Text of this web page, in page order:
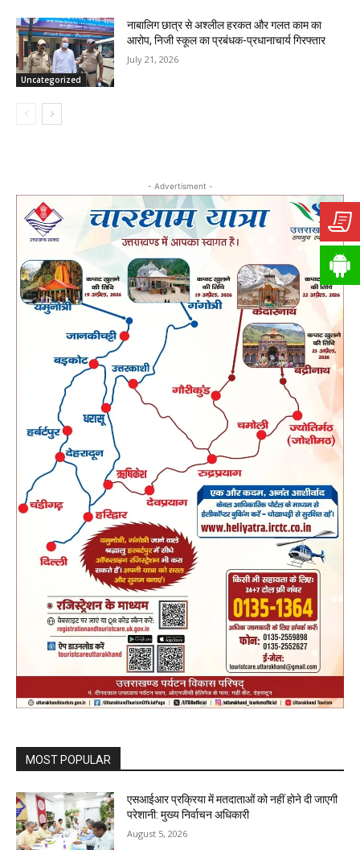
Uncategorized
नाबालिग छात्र से अश्लील हरकत और गलत काम का
आरोप, निजी स्कूल का प्रबंधक-प्रधानाचार्य गिरफ्तार
July 21, 2026
- Advertisment -
MOST POPULAR
एसआईआर प्रक्रिया में मतदाताओं को नहीं होने दी जाएगी
परेशानी: मुख्य निर्वाचन अधिकारी
August 5, 2026